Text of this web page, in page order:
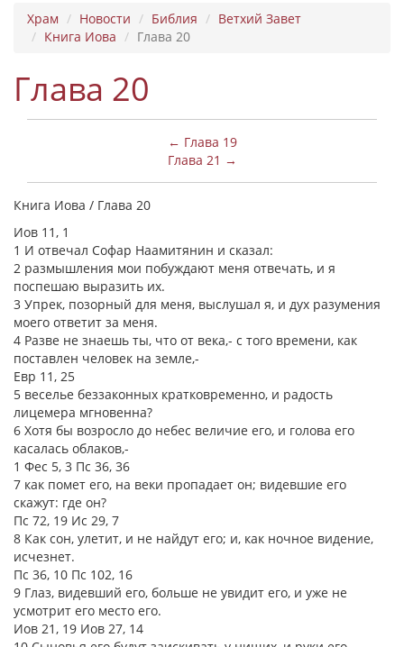
Храм Новости Библия
Ветхий Завет
Книга Иова
Глава 20
Глава 20
← Глава 19
Глава 21 →
Книга Иова / Глава 20
Иов 11, 1
1 И отвечал Софар Наамитянин и сказал:
2 размышления мои побуждают меня отвечать, и я
поспешаю выразить их.
3 Упрек, позорный для меня, выслушал я, и дух разумения
моего ответит за меня.
4 Разве не знаешь ты, что от века,- с того времени, как
поставлен человек на земле,-
Евр 11, 25
5 веселье беззаконных кратковременно, и радость
лицемера мгновенна?
6 Хотя бы возросло до небес величие его, и голова его
касалась облаков,-
1 Фес 5, 3 Пс 36, 36
7 как помет его, на веки пропадает он; видевшие его
скажут: где он?
Пс 72, 19 Ис 29, 7
8 Как сон, улетит, и не найдут его; и, как ночное видение,
исчезнет.
Пс 36, 10 Пс 102, 16
9 Глаз, видевший его, больше не увидит его, и уже не
усмотрит его место его.
Иов 21, 19 Иов 27, 14